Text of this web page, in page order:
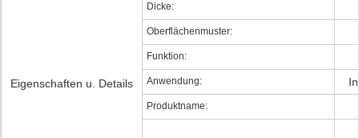
Eigenschaften u. Details
Dicke:
Oberflächenmuster:
Funktion:
Anwendung:
Produktname: